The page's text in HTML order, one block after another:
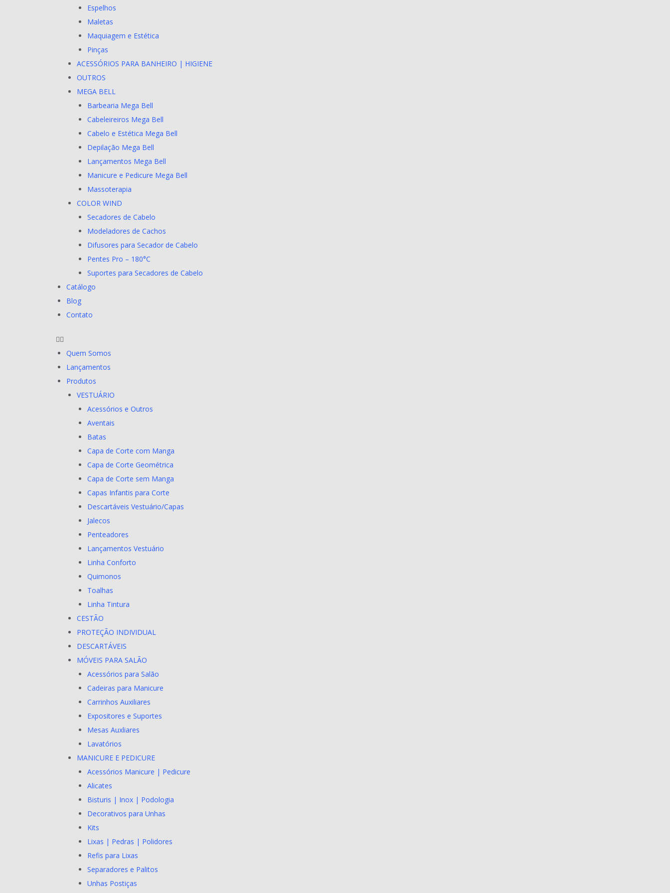
Espelhos
Maletas
Maquiagem e Estética
Pinças
ACESSÓRIOS PARA BANHEIRO | HIGIENE
OUTROS
MEGA BELL
Barbearia Mega Bell
Cabeleireiros Mega Bell
Cabelo e Estética Mega Bell
Depilação Mega Bell
Lançamentos Mega Bell
Manicure e Pedicure Mega Bell
Massoterapia
COLOR WIND
Secadores de Cabelo
Modeladores de Cachos
Difusores para Secador de Cabelo
Pentes Pro – 180°C
Suportes para Secadores de Cabelo
Catálogo
Blog
Contato
Quem Somos
Lançamentos
Produtos
VESTUÁRIO
Acessórios e Outros
Aventais
Batas
Capa de Corte com Manga
Capa de Corte Geométrica
Capa de Corte sem Manga
Capas Infantis para Corte
Descartáveis Vestuário/Capas
Jalecos
Penteadores
Lançamentos Vestuário
Linha Conforto
Quimonos
Toalhas
Linha Tintura
CESTÃO
PROTEÇÃO INDIVIDUAL
DESCARTÁVEIS
MÓVEIS PARA SALÃO
Acessórios para Salão
Cadeiras para Manicure
Carrinhos Auxiliares
Expositores e Suportes
Mesas Auxliares
Lavatórios
MANICURE E PEDICURE
Acessórios Manicure | Pedicure
Alicates
Bisturis | Inox | Podologia
Decorativos para Unhas
Kits
Lixas | Pedras | Polidores
Refis para Lixas
Separadores e Palitos
Unhas Postiças